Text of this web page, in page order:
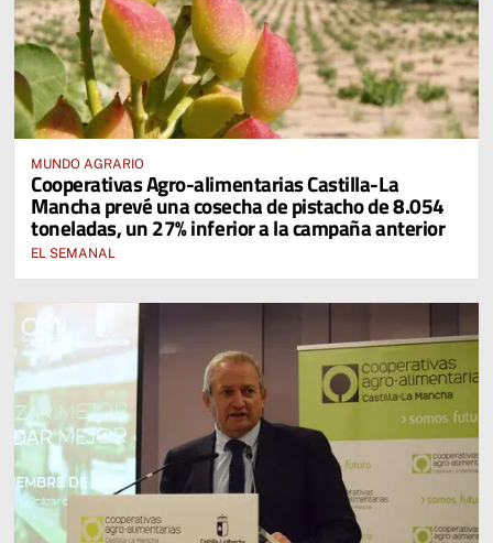
MUNDO AGRARIO
Cooperativas Agro-alimentarias Castilla-La
Mancha prevé una cosecha de pistacho de 8.054
toneladas, un 27% inferior a la campaña anterior
EL SEMANAL